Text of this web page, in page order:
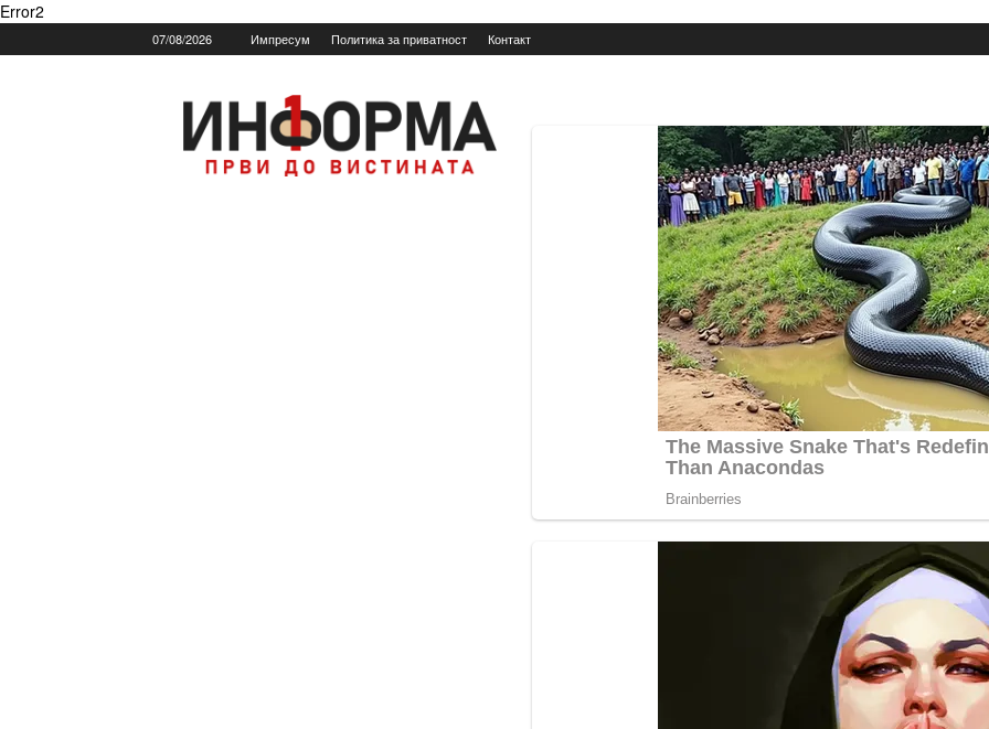
Error2
07/08/2026 Импресум Политика за приватност Контакт
Informa.mk